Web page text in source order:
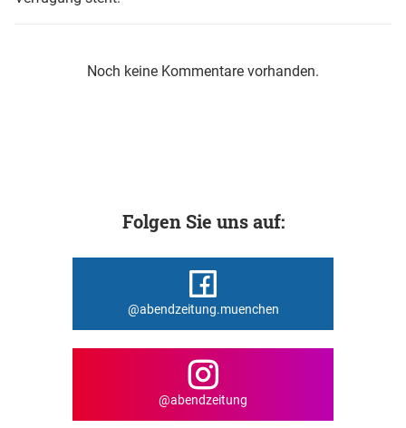
Noch keine Kommentare vorhanden.
Folgen Sie uns auf:
@abendzeitung.muenchen
@abendzeitung